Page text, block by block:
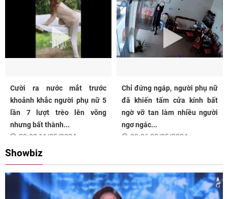
Cười ra nước mắt trước
khoảnh khắc người phụ nữ 5
lần 7 lượt trèo lên võng
nhưng bất thành...
08:00 11/05/2024
Chỉ đứng ngáp, người phụ nữ
đã khiến tấm cửa kính bất
ngờ vỡ tan làm nhiều người
ngơ ngác...
09:06 03/05/2024
Showbiz